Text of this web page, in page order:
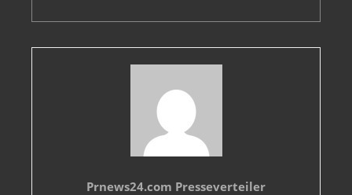
Prnews24.com Presseverteiler